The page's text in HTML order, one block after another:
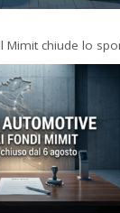
Mimit chiude lo